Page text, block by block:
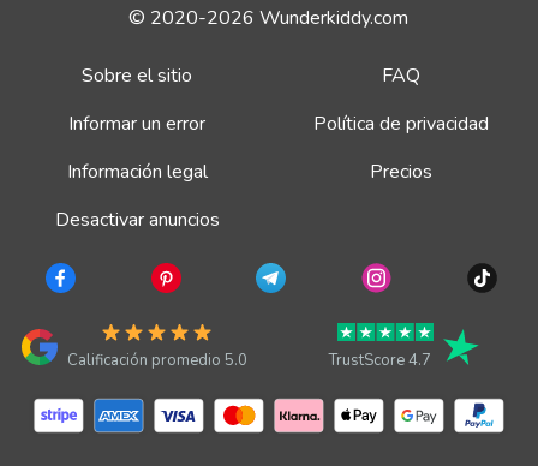
© 2020-2026 Wunderkiddy.com
Sobre el sitio
FAQ
Informar un error
Política de privacidad
Información legal
Precios
Desactivar anuncios
Calificación promedio 5.0 TrustScore 4.7